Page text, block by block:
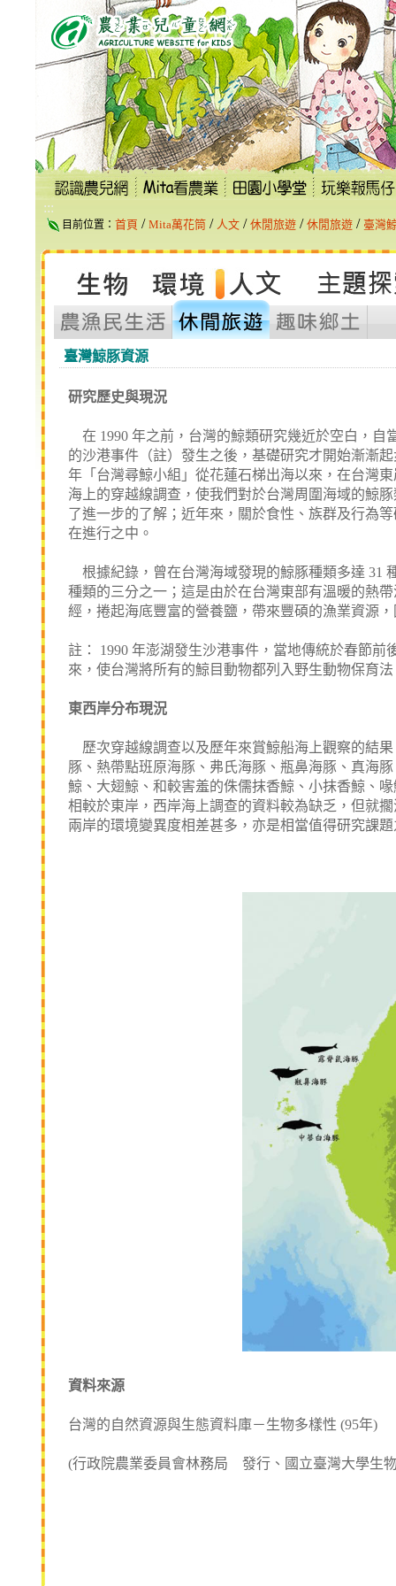
要
區
塊
:::
目前位置： 首頁 / Mita萬花筒 / 人文 / 休閒旅遊 / 休閒旅遊 / 臺灣
臺灣鯨豚資源
研究歷史與現況
在 1990 年之前，台灣的鯨類研究幾近於空白，自
的沙港事件（註）發生之後，基礎研究才開始漸漸起
年「台灣尋鯨小組」從花蓮石梯出海以來，在台灣
海上的穿越線調查，使我們對於台灣周圍海域的鯨
了進一步的了解；近年來，關於食性、族群及行為
在進行之中。
根據紀錄，曾在台灣海域發現的鯨豚種類多達 31
種類的三分之一；這是由於在台灣東部有溫暖的熱
經，捲起海底豐富的營養鹽，帶來豐碩的漁業資源
註： 1990 年澎湖發生沙港事件，當地傳統於春節
來，使台灣將所有的鯨目動物都列入野生動物保育法
東西岸分布現況
歷次穿越線調查以及歷年來賞鯨船海上觀察的結
豚、熱帶點班原海豚、弗氏海豚、瓶鼻海豚、真海
鯨、大翅鯨、和較害羞的侏儒抹香鯨、小抹香鯨、
相較於東岸，西岸海上調查的資料較為缺乏，但就
兩岸的環境變異度相差甚多，亦是相當值得研究課
資料來源
台灣的自然資源與生態資料庫－生物多樣性 (95年)
(行政院農業委員會林務局 發行、國立臺灣大學生